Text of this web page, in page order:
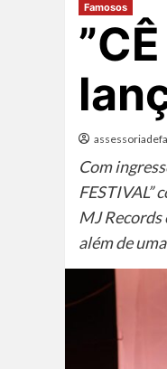
Famosos
Com
FESTIVAL”
MJ
além de